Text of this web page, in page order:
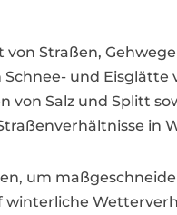
Straßen,
und Eisglätte
Salz und Splitt
in
um